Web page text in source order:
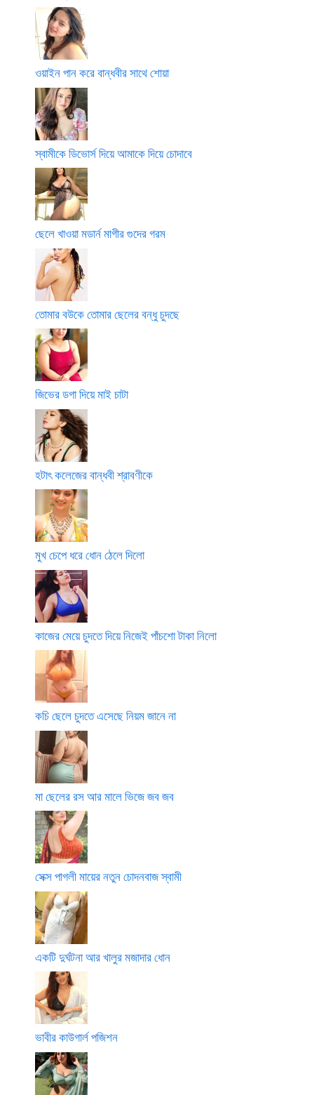
ওয়াইন পান করে বান্ধবীর সাথে শোয়া
স্বামীকে ডিভোর্স দিয়ে আমাকে দিয়ে চোদাবে
ছেলে খাওয়া মডার্ন মাগীর গুদের গরম
তোমার বউকে তোমার ছেলের বন্ধু চুদছে
জিভের ডগা দিয়ে মাই চাটা
হটাৎ কলেজের বান্ধবী শ্রাবণীকে
মুখ চেপে ধরে ধোন ঠেলে দিলো
কাজের মেয়ে চুদতে দিয়ে নিজেই পাঁচশো টাকা নিলো
কচি ছেলে চুদতে এসেছে নিয়ম জানে না
মা ছেলের রস আর মালে ভিজে জব জব
সেক্স পাগলী মায়ের নতুন চোদনবাজ স্বামী
একটি দুর্ঘটনা আর খালুর মজাদার ধোন
ভাবীর কাউগার্ল পজিশন